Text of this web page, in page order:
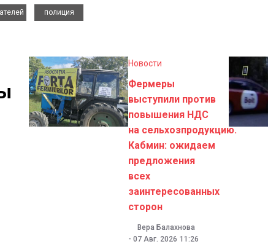
полиция
Новости
Фермеры
выступили против
повышения НДС
на сельхозпродукцию.
Кабмин: ожидаем
предложения
всех
заинтересованных
сторон
Вера Балахнова
- 07 Авг. 2026 11:26